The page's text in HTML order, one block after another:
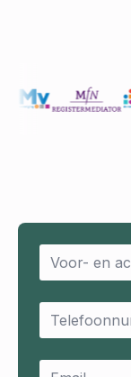
Name
Email
Email